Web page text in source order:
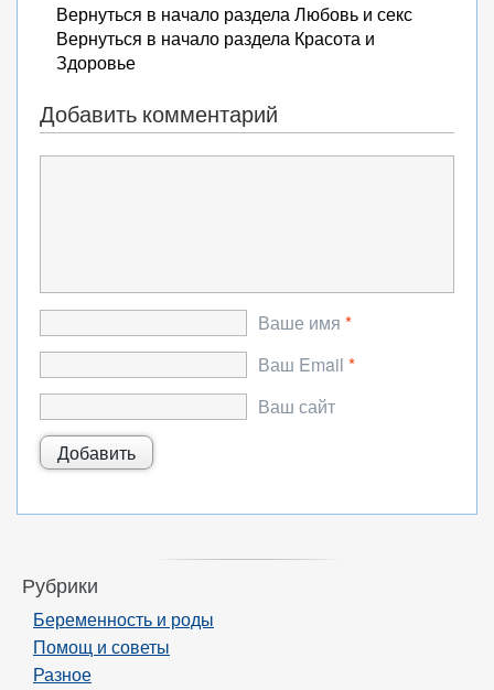
Вернуться в начало раздела Любовь и секс
Вернуться в начало раздела Красота и
Здоровье
Добавить комментарий
Ваше имя *
Ваш Email *
Ваш сайт
Рубрики
Беременность и роды
Помощ и советы
Разное